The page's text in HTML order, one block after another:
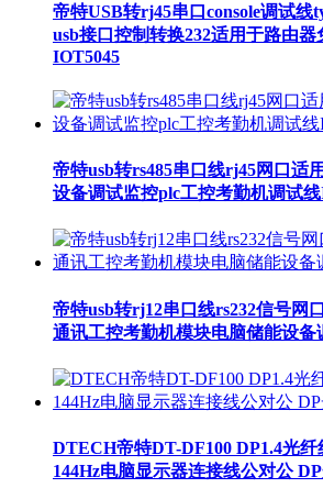
帝特USB转rj45串口console调试线
usb接口控制转换232适用于路由
IOT5045
帝特usb转rs485串口线rj45网口适
设备调试监控plc工控考勤机调试
帝特usb转rj12串口线rs232信号网
通讯工控考勤机模块电脑储能设备
DTECH帝特DT-DF100 DP1.4光
144Hz电脑显示器连接线公对公